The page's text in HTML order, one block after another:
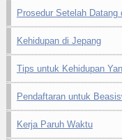
Prosedur Setelah Datang
Kehidupan di Jepang
Tips untuk Kehidupan
Pendaftaran untuk
Kerja Paruh Waktu